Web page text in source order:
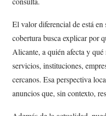
El valor diferencial de está
cobertura busca explicar por
Alicante, a quién afecta y
servicios, instituciones,
cercanos. Esa perspectiva
anuncios que, sin contexto,